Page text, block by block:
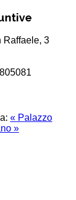
Raffaele, 3
« Palazzo
»